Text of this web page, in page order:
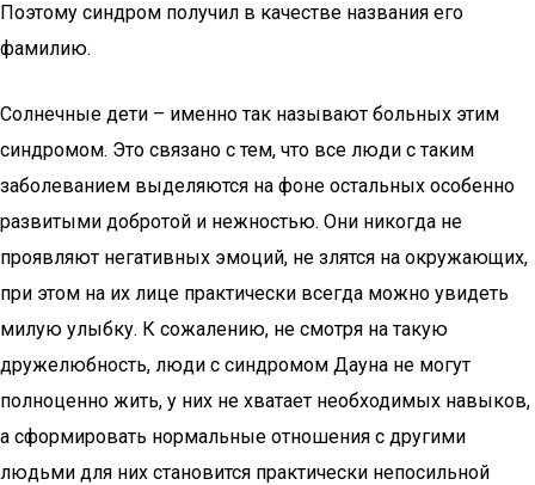
Поэтому синдром получил в качестве названия его
фамилию.
Солнечные дети – именно так называют больных этим
синдромом. Это связано с тем, что все люди с таким
заболеванием выделяются на фоне остальных особенно
развитыми добротой и нежностью. Они никогда не
проявляют негативных эмоций, не злятся на окружающих,
при этом на их лице практически всегда можно увидеть
милую улыбку. К сожалению, не смотря на такую
дружелюбность, люди с синдромом Дауна не могут
полноценно жить, у них не хватает необходимых навыков,
а сформировать нормальные отношения с другими
людьми для них становится практически непосильной